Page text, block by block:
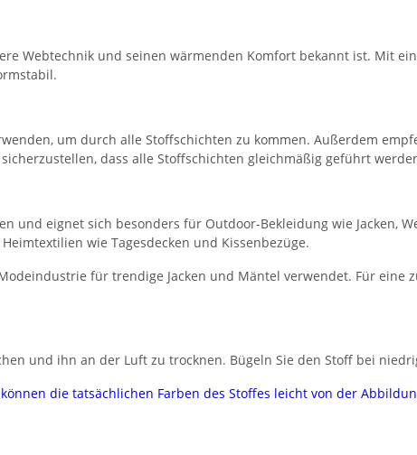
Webtechnik und seinen wärmenden Komfort bekannt ist. Mit
um durch alle Stoffschichten zu kommen. Außerdem
dass alle Stoffschichten gleichmäßig geführt
eignet sich besonders für Outdoor-Bekleidung wie Jacken,
wie Tagesdecken und Kissenbezüge.
für trendige Jacken und Mäntel verwendet. Für eine
und ihn an der Luft zu trocknen. Bügeln Sie den Stoff bei
die tatsächlichen Farben des Stoffes leicht von der